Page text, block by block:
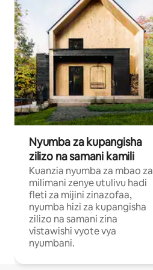
Nyumba za kupangisha
zilizo na samani kamili
Kuanzia nyumba za mbao za
milimani zenye utulivu hadi
fleti za mijini zinazofaa,
nyumba hizi za kupangisha
zilizo na samani zina
vistawishi vyote vya
nyumbani.